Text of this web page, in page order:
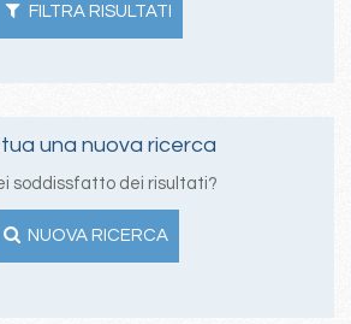
FILTRA RISULTATI
una nuova ricerca
soddissfatto dei risultati?
NUOVA RICERCA